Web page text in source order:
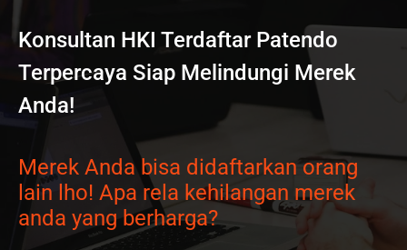
Konsultan HKI Terdaftar Patendo
Terpercaya Siap Melindungi Merek
Anda!
Merek Anda bisa didaftarkan orang
lain lho! Apa rela kehilangan merek
anda yang berharga?